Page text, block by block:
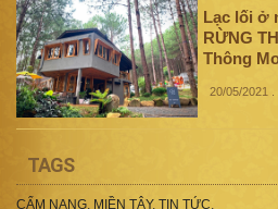
Lạc lối ở
RỪNG
Thông
20/05/2021
TAGS
CẨM NANG, MIỀN TÂY, TIN TỨC,